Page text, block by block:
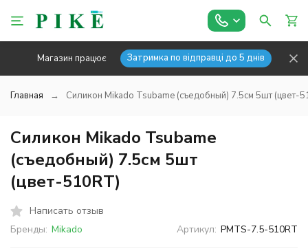
Магазин працює Затримка по відправці до 5 днів
Главная Силикон Mikado Tsubame (съедобный) 7.5см 5шт (цвет-
Силикон Mikado Tsubame
(съедобный) 7.5см 5шт
(цвет-510RT)
Написать отзыв
Бренды: Mikado Артикул: PMTS-7.5-510RT